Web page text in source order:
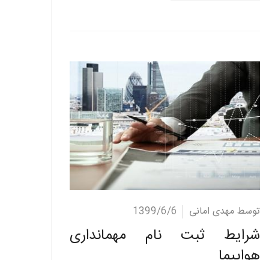
توسط مهدی امانی 1399/6/6
شرایط ثبت نام مهمانداری